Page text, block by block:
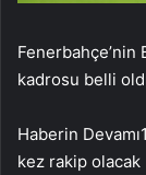
Fenerbahçe’nin
kadrosu belli
Haberin Devamı
kez rakip olacak